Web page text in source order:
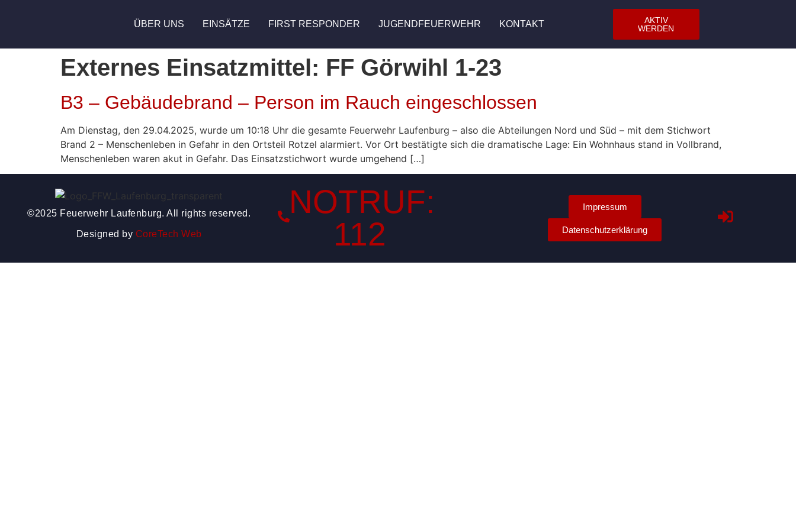
ÜBER UNS EINSÄTZE FIRST RESPONDER JUGENDFEUERWEHR KONTAKT
AKTIV
WERDEN
Externes Einsatzmittel: FF Görwihl 1-23
B3 – Gebäudebrand – Person im Rauch eingeschlossen
Am Dienstag, den 29.04.2025, wurde um 10:18 Uhr die gesamte Feuerwehr Laufenburg – also die Abteilungen Nord und Süd – mit dem Stichwort
Brand 2 – Menschenleben in Gefahr in den Ortsteil Rotzel alarmiert. Vor Ort bestätigte sich die dramatische Lage: Ein Wohnhaus stand in Vollbrand,
Menschenleben waren akut in Gefahr. Das Einsatzstichwort wurde umgehend […]
©2025 Feuerwehr Laufenburg. All rights reserved.
Designed by CoreTech Web
NOTRUF:
112
Impressum
Datenschutzerklärung